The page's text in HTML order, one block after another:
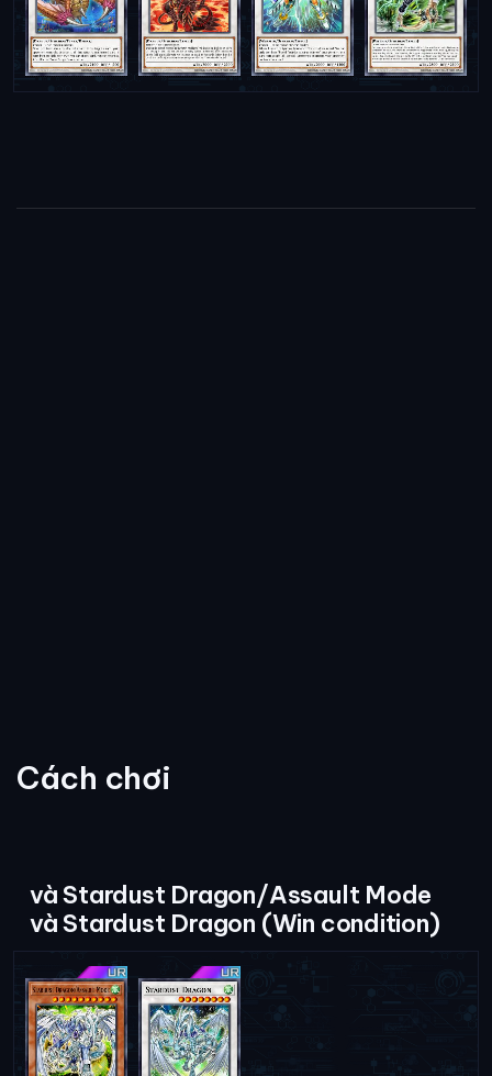
Cách chơi
và Stardust Dragon/Assault Mode
và Stardust Dragon (Win condition)